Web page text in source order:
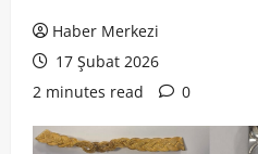
Haber Merkezi
17 Şubat 2026
2 minutes read
0